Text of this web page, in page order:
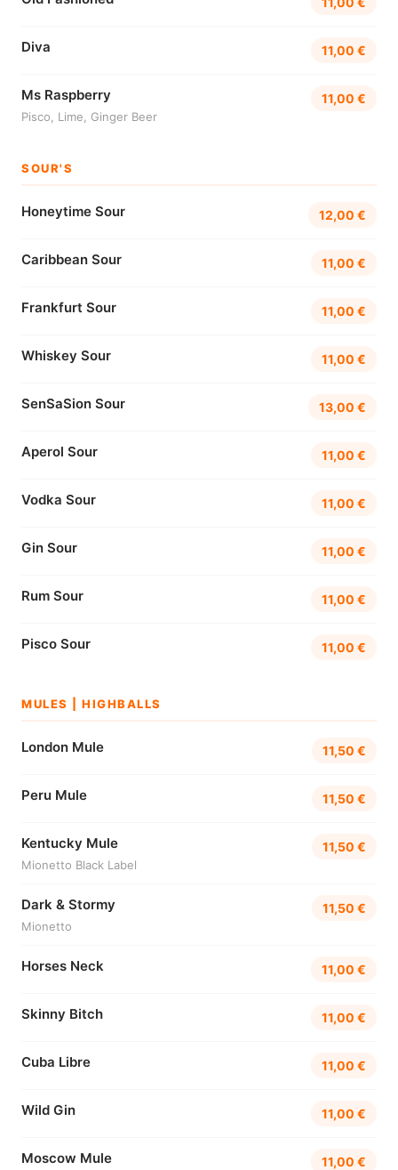
Diva 11,00 €
Ms Raspberry
Pisco, Lime, Ginger Beer
11,00 €
SOUR'S
Honeytime Sour 12,00 €
Caribbean Sour 11,00 €
Frankfurt Sour 11,00 €
Whiskey Sour 11,00 €
SenSaSion Sour 13,00 €
Aperol Sour 11,00 €
Vodka Sour 11,00 €
Gin Sour 11,00 €
Rum Sour 11,00 €
Pisco Sour 11,00 €
MULES | HIGHBALLS
London Mule 11,50 €
Peru Mule 11,50 €
Kentucky Mule
Mionetto Black Label
11,50 €
Dark & Stormy
Mionetto
11,50 €
Horses Neck 11,00 €
Skinny Bitch 11,00 €
Cuba Libre 11,00 €
Wild Gin 11,00 €
Moscow Mule 11,00 €